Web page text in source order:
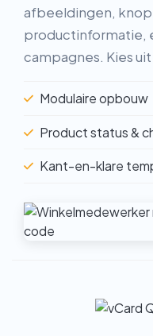
afbeeldingen,
productinformatie,
campagnes. Kies
Modulaire opbouw
Product status &
Kant-en-klare